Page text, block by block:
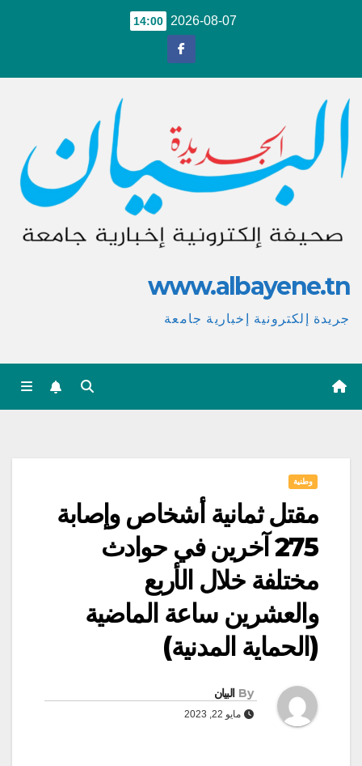
2026-08-07
14:00
www.albayene.tn
جريدة إلكترونية إخبارية جامعة
وطنية
مقتل ثمانية أشخاص وإصابة
275 آخرين في حوادث
مختلفة خلال الأربع
والعشرين ساعة الماضية
(الحماية المدنية)
By البيان
مايو 22, 2023